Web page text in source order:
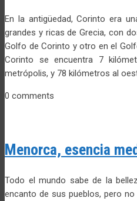
En la antigüedad, Corinto era
grandes y ricas de Grecia, con
Golfo de Corinto y otro en el
Corinto se encuentra 7
metrópolis, y 78 kilómetros al
0 comments
Menorca, esencia
Todo el mundo sabe de la
encanto de sus pueblos, pero